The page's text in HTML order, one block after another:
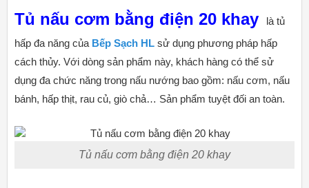
Tủ nấu cơm bằng điện 20 khay
là tủ
hấp đa năng của Bếp Sạch HL sử dụng phương pháp hấp
cách thủy. Với dòng sản phẩm này, khách hàng có thể sử
dụng đa chức năng trong nấu nướng bao gồm: nấu cơm, nấu
bánh, hấp thịt, rau củ, giò chả… Sản phẩm tuyệt đối an toàn.
Tủ nấu cơm bằng điện 20 khay